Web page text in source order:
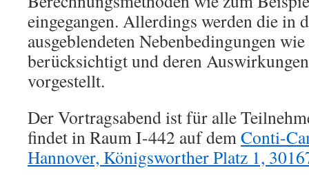
eingegangen. Allerdings werden die in
ausgeblendeten Nebenbedingungen
berücksichtigt und deren
vorgestellt.
Der Vortragsabend ist für alle
findet in Raum I-442 auf demConti-
Hannover, Königsworther Platz 1,